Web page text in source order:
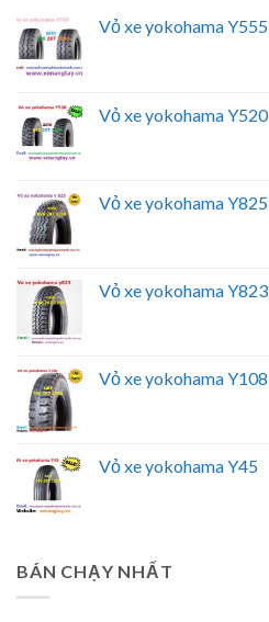
Vỏ xe yokohama Y555
Vỏ xe yokohama Y520
Vỏ xe yokohama Y825
Vỏ xe yokohama Y823
Vỏ xe yokohama Y108
Vỏ xe yokohama Y45
BÁN CHẠY NHẤT